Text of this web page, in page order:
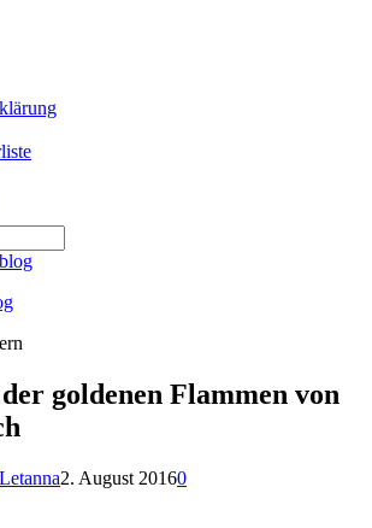
goldenen Flammen von
Letanna2. August 20160